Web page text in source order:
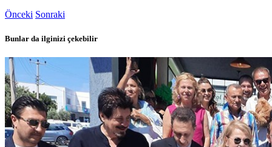
Önceki Sonraki
Bunlar da ilginizi çekebilir